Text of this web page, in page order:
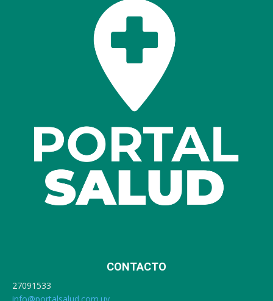
CONTACTO
27091533
info@portalsalud.com.uy